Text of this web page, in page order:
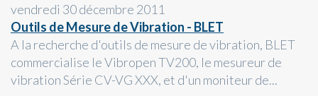
vendredi 30 décembre 2011
Outils de Mesure de Vibration - BLET
A la recherche d'outils de mesure de vibration, BLET
commercialise le Vibropen TV200, le mesureur de
vibration Série CV-VG XXX, et d'un moniteur de...